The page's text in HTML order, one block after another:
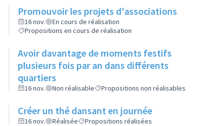
Promouvoir les projets d'associations
16 nov.
En cours de réalisation
Propositions en cours de réalisation
Avoir davantage de moments festifs
plusieurs fois par an dans différents
quartiers
16 nov. Non réalisable Propositions non réalisables
Créer un thé dansant en journée
16 nov. Réalisée Propositions réalisées